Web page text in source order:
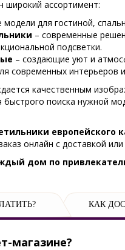
широкий ассортимент:
для гостиной,
– современные
подсветки.
– создающие уют и
современных интерьеров
качественным
поиска нужной
европейского
онлайн с доставкой
дом по
КАК
магазине?